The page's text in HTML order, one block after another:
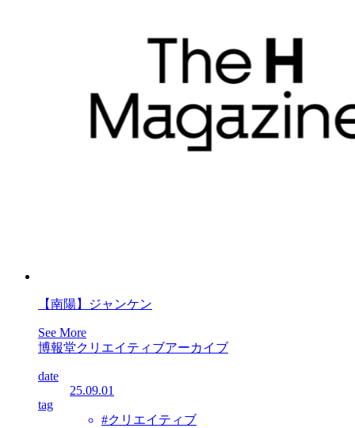
【南陽】ジャンケン
See More
博報堂クリエイティブアーカイブ
date
25.09.01
tag
#クリエイティブ